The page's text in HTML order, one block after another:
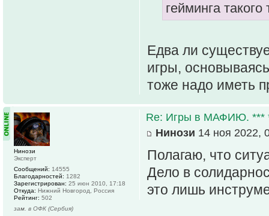
гейминга такого
Едва ли
игры,
тоже надо иметь
Re: Игры в МАФИЮ. ***
Нинози 14 ноя 2022,
Полагаю, что
Дело в
это лишь
Нинози
Эксперт
Сообщений: 14555
Благодарностей: 1282
Зарегистрирован: 25 июн 2010, 17:18
Откуда: Нижний Новгород, Россия
Рейтинг: 502
зам. в ОФК (Сербия)